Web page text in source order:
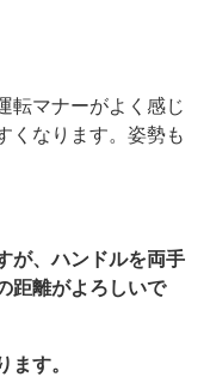
転マナーがよく感じ
くなります。姿勢も
が、ハンドルを両手
距離がよろしいで
ます。